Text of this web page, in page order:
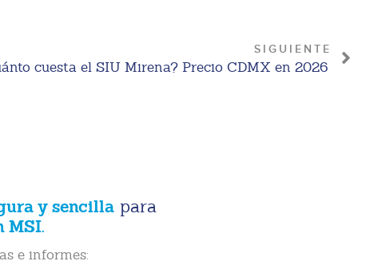
SIGUIENTE
cuesta el SIU Mirena? Precio CDMX en 2026
y sencillapara
MSI.
e informes: